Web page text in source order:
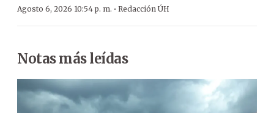
Agosto 6, 2026 10:54 p. m. · Redacción ÚH
Notas más leídas